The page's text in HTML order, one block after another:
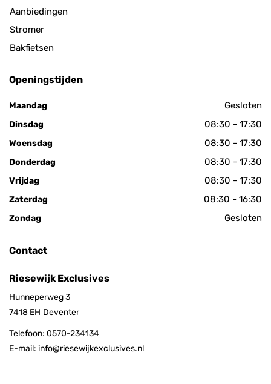
Aanbiedingen
Stromer
Bakfietsen
Openingstijden
Maandag Gesloten
Dinsdag 08:30 - 17:30
Woensdag 08:30 - 17:30
Donderdag 08:30 - 17:30
Vrijdag 08:30 - 17:30
Zaterdag 08:30 - 16:30
Zondag Gesloten
Contact
Riesewijk Exclusives
Hunneperweg 3
7418 EH Deventer
Telefoon: 0570-234134
E-mail: info@riesewijkexclusives.nl